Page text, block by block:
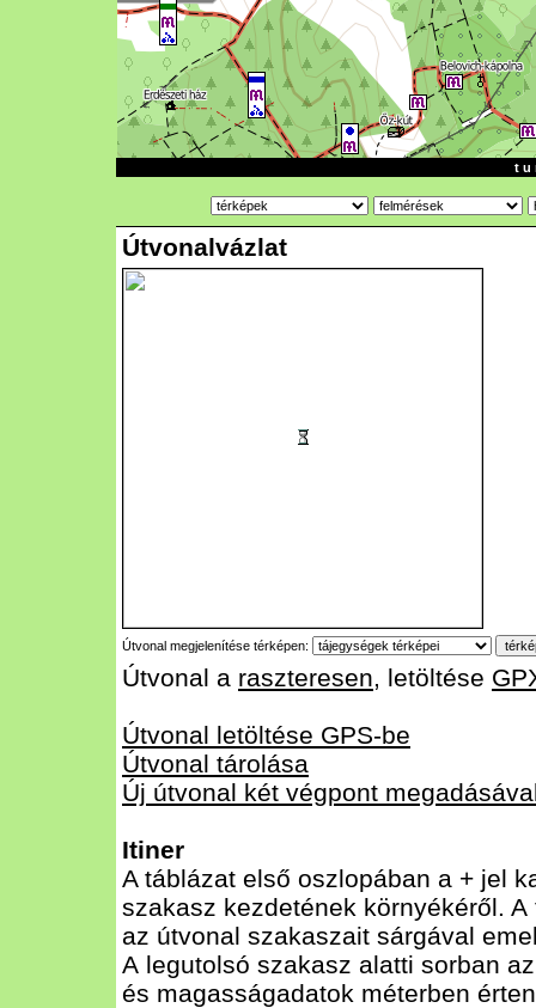
t u
Útvonalvázlat
Útvonal megjelenítése térképen:
Útvonal a raszteresen, letöltése
Útvonal letöltése GPS-be
Útvonal tárolása
Új útvonal két végpont
Itiner
A táblázat első oszlopában a + jel
szakasz kezdetének környékéről.
az útvonal szakaszait sárgával
A legutolsó szakasz alatti sorban
és magasságadatok méterben